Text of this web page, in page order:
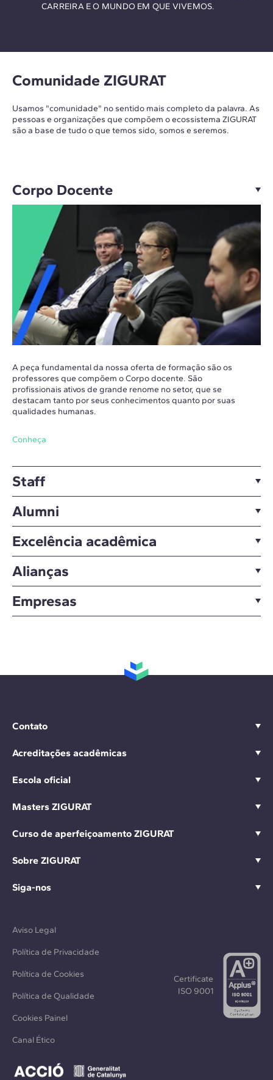
CARREIRA E O MUNDO EM QUE VIVEMOS.
Comunidade ZIGURAT
Usamos "comunidade" no sentido mais completo da palavra. As
pessoas e organizações que compõem o ecossistema ZIGURAT
são a base de tudo o que temos sido, somos e seremos.
Corpo Docente
A peça fundamental da nossa oferta de formação são os
professores que compõem o Corpo docente. São
profissionais ativos de grande renome no setor, que se
destacam tanto por seus conhecimentos quanto por suas
qualidades humanas.
Conheça
Staff
Alumni
Excelência acadêmica
Alianças
Empresas
Contato
Acreditações acadêmicas
Escola oficial
Masters ZIGURAT
Curso de aperfeiçoamento ZIGURAT
Sobre ZIGURAT
Siga-nos
Aviso Legal
Política de Privacidade
Política de Cookies
Política de Qualidade
Cookies Painel
Canal Ético
Certificate
ISO 9001